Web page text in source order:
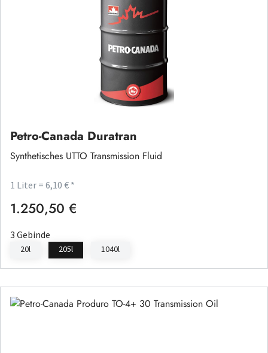
Petro-Canada Duratran
Synthetisches UTTO Transmission Fluid
1 Liter = 6,10 € *
Regulärer Preis:
1.250,50 €
3 Gebinde
20l 205l 1040l